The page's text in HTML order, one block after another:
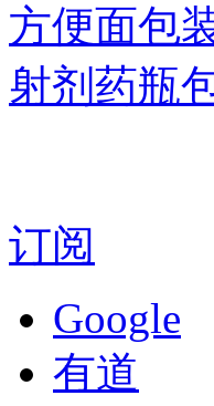
方便面包
射剂药瓶
订阅
Google
有道